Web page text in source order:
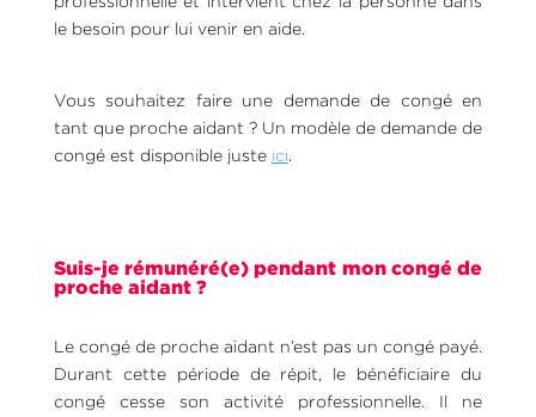
le besoin pour lui venir en aide.
Vous souhaitez faire une demande de congé en
tant que proche aidant ? Un modèle de demande de
congé est disponible juste ici.
Suis-je rémunéré(e) pendant mon congé de
proche aidant ?
Le congé de proche aidant n’est pas un congé payé.
Durant cette période de répit, le bénéficiaire du
congé cesse son activité professionnelle. Il ne